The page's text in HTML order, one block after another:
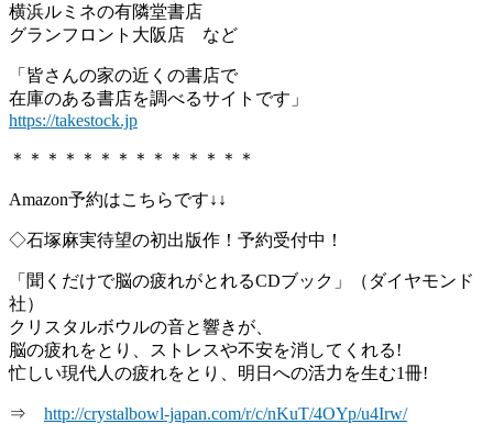
横浜ルミネの有隣堂書店
グランフロント大阪店 など
「皆さんの家の近くの書店で
在庫のある書店を調べるサイトです」
https://takestock.jp
＊＊＊＊＊＊＊＊＊＊＊＊＊＊
Amazon予約はこちらです↓↓
◇石塚麻実待望の初出版作！予約受付中！
「聞くだけで脳の疲れがとれるCDブック」（ダイヤモンド
社）
クリスタルボウルの音と響きが、
脳の疲れをとり、ストレスや不安を消してくれる!
忙しい現代人の疲れをとり、明日への活力を生む1冊!
⇒ http://crystalbowl-japan.com/r/c/nKuT/4OYp/u4Irw/